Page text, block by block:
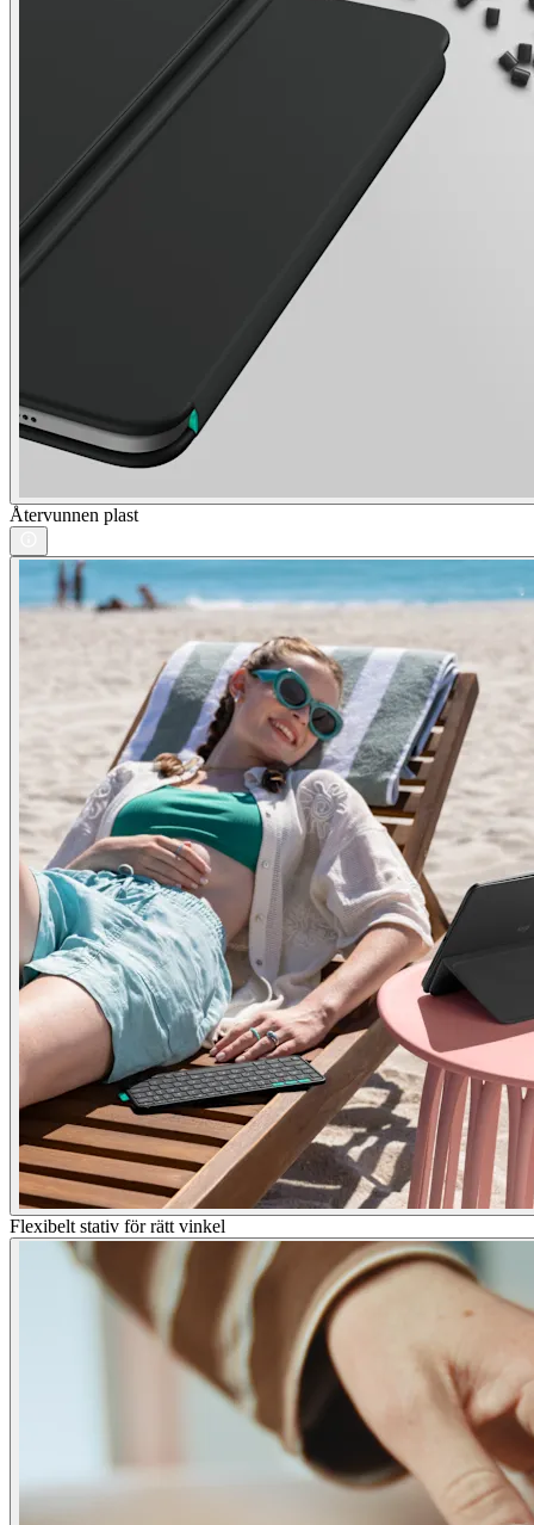
Återvunnen plast
Flexibelt stativ för rätt vinkel